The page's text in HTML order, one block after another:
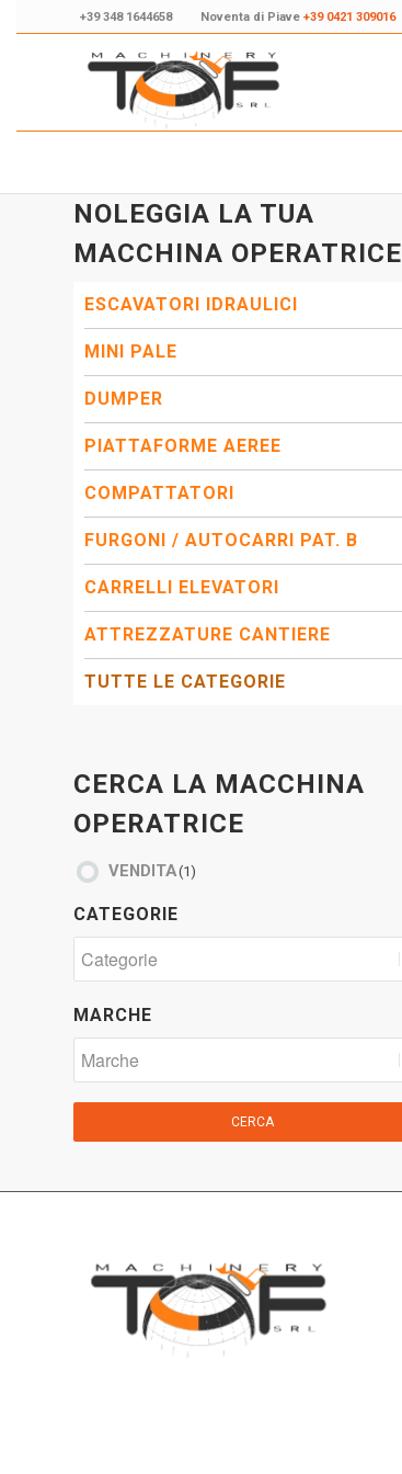
+39 348 1644658 Noventa di Piave +39 0421 309016
NOLEGGIA LA TUA
MACCHINA OPERATRICE
ESCAVATORI IDRAULICI
MINI PALE
DUMPER
PIATTAFORME AEREE
COMPATTATORI
FURGONI / AUTOCARRI PAT. B
CARRELLI ELEVATORI
ATTREZZATURE CANTIERE
TUTTE LE CATEGORIE
CERCA LA MACCHINA
OPERATRICE
VENDITA(1)
CATEGORIE
MARCHE
CERCA